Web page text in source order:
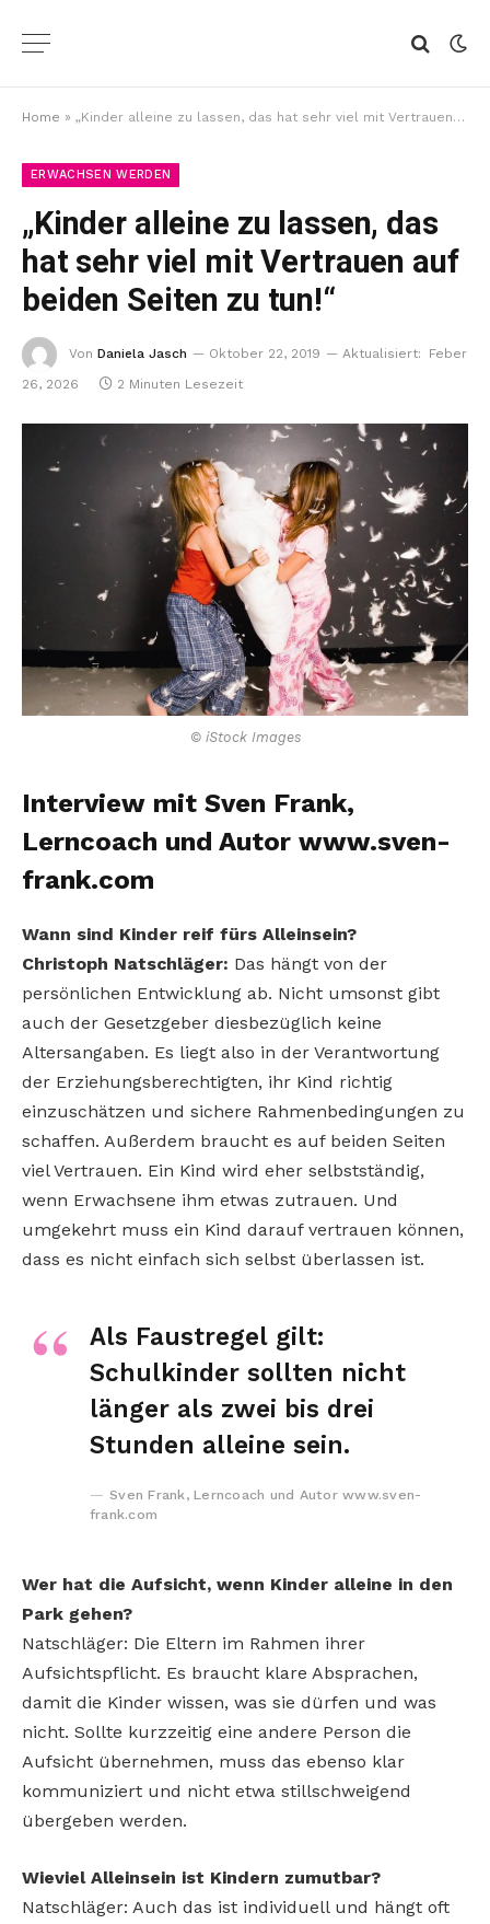
Home » „Kinder alleine zu lassen, das hat sehr viel mit Vertrauen auf beiden Seiten zu tun!“
ERWACHSEN WERDEN
„Kinder alleine zu lassen, das
hat sehr viel mit Vertrauen auf
beiden Seiten zu tun!“
Von Daniela Jasch Oktober 22, 2019 Aktualisiert:
Feber
26, 2026
2 Minuten Lesezeit
© iStock Images
Interview mit Sven Frank,
Lerncoach und Autor www.sven-
frank.com
Wann sind Kinder reif fürs Alleinsein?
Christoph Natschläger: Das hängt von der
persönlichen Entwicklung ab. Nicht umsonst gibt
auch der Gesetzgeber diesbezüglich keine
Altersangaben. Es liegt also in der Verantwortung
der Erziehungsberechtigten, ihr Kind richtig
einzuschätzen und sichere Rahmenbedingungen zu
schaffen. Außerdem braucht es auf beiden Seiten
viel Vertrauen. Ein Kind wird eher selbstständig,
wenn Erwachsene ihm etwas zutrauen. Und
umgekehrt muss ein Kind darauf vertrauen können,
dass es nicht einfach sich selbst überlassen ist.
Als Faustregel gilt:
Schulkinder sollten nicht
länger als zwei bis drei
Stunden alleine sein.
Sven Frank, Lerncoach und Autor www.sven-
frank.com
Wer hat die Aufsicht, wenn Kinder alleine in den
Park gehen?
Natschläger: Die Eltern im Rahmen ihrer
Aufsichtspflicht. Es braucht klare Absprachen,
damit die Kinder wissen, was sie dürfen und was
nicht. Sollte kurzzeitig eine andere Person die
Aufsicht übernehmen, muss das ebenso klar
kommuniziert und nicht etwa stillschweigend
übergeben werden.
Wieviel Alleinsein ist Kindern zumutbar?
Natschläger: Auch das ist individuell und hängt oft